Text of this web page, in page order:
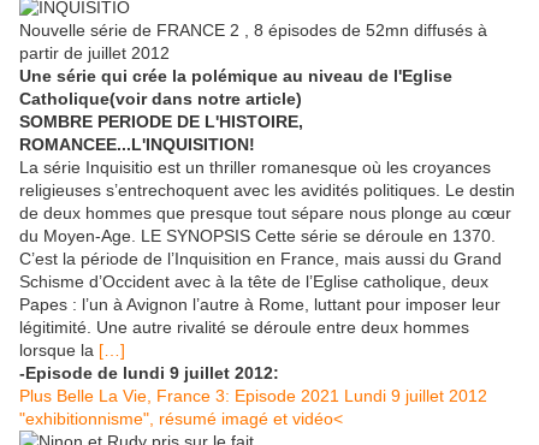
Nouvelle série de FRANCE 2 , 8 épisodes de 52mn diffusés à
partir de juillet 2012
Une série qui crée la polémique au niveau de l'Eglise
Catholique(voir dans notre article)
SOMBRE PERIODE DE L'HISTOIRE,
ROMANCEE...L'INQUISITION!
La série Inquisitio est un thriller romanesque où les croyances
religieuses s’entrechoquent avec les avidités politiques. Le destin
de deux hommes que presque tout sépare nous plonge au cœur
du Moyen-Age. LE SYNOPSIS Cette série se déroule en 1370.
C’est la période de l’Inquisition en France, mais aussi du Grand
Schisme d’Occident avec à la tête de l’Eglise catholique, deux
Papes : l’un à Avignon l’autre à Rome, luttant pour imposer leur
légitimité. Une autre rivalité se déroule entre deux hommes
lorsque la […]
-Episode de lundi 9 juillet 2012:
Plus Belle La Vie, France 3: Episode 2021 Lundi 9 juillet 2012
"exhibitionnisme", résumé imagé et vidéo<